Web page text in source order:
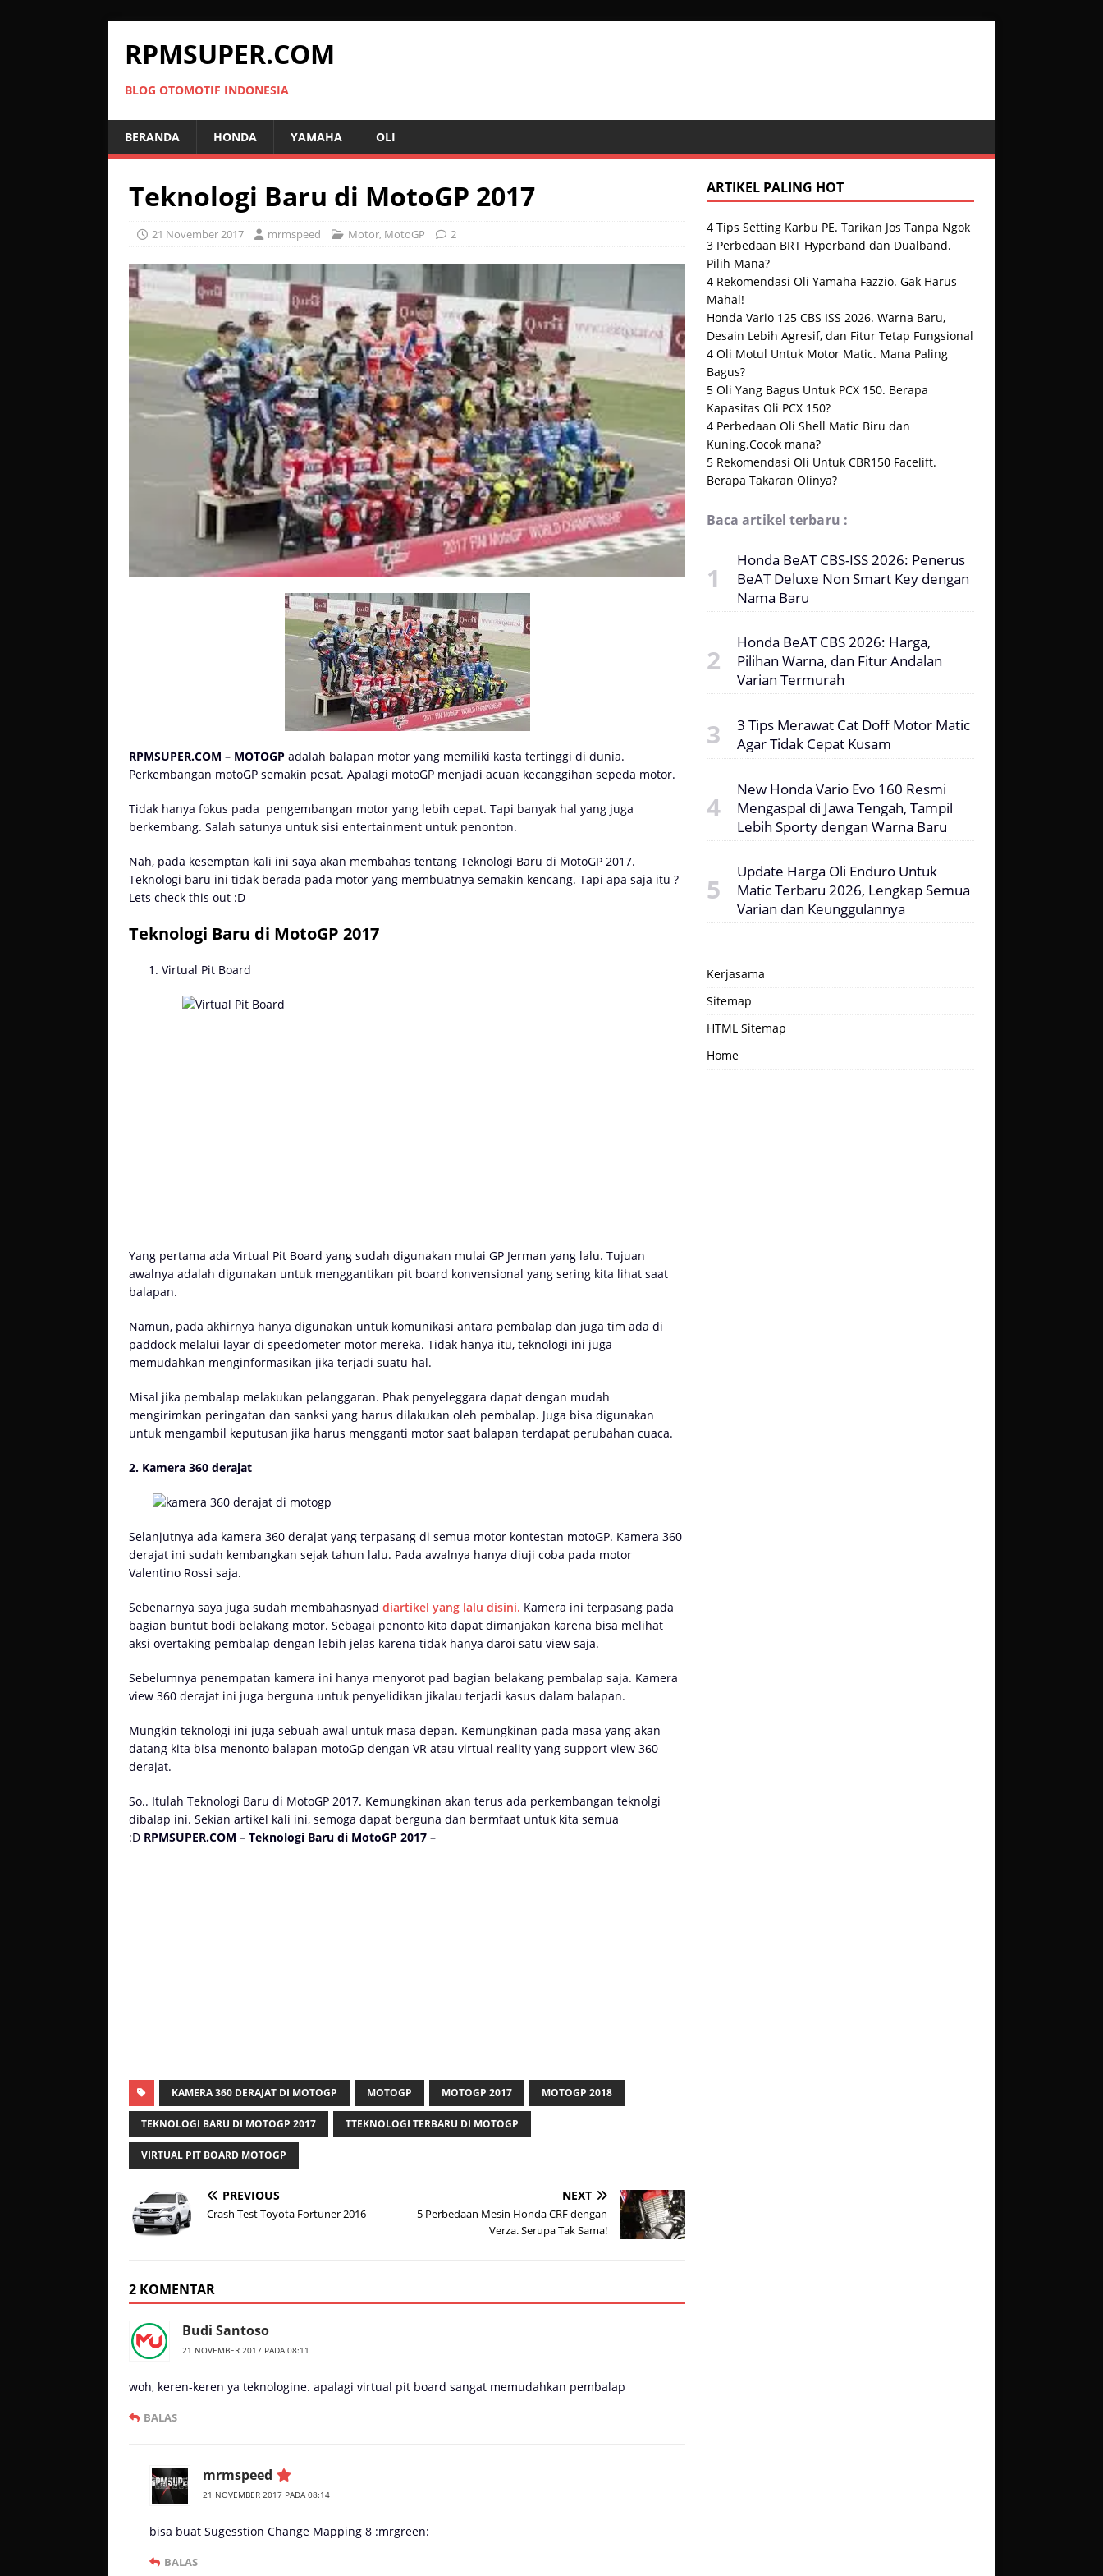
RPMSUPER.COM
BLOG OTOMOTIF INDONESIA
BERANDA HONDA YAMAHA OLI
Teknologi Baru di MotoGP 2017
21 November 2017 mrmspeed Motor, MotoGP 2
RPMSUPER.COM – MOTOGP adalah balapan motor yang memiliki kasta tertinggi di dunia.
Perkembangan motoGP semakin pesat. Apalagi motoGP menjadi acuan kecanggihan sepeda motor.
Tidak hanya fokus pada pengembangan motor yang lebih cepat. Tapi banyak hal yang juga
berkembang. Salah satunya untuk sisi entertainment untuk penonton.
Nah, pada kesemptan kali ini saya akan membahas tentang Teknologi Baru di MotoGP 2017.
Teknologi baru ini tidak berada pada motor yang membuatnya semakin kencang. Tapi apa saja itu ?
Lets check this out :D
Teknologi Baru di MotoGP 2017
Virtual Pit Board
Yang pertama ada Virtual Pit Board yang sudah digunakan mulai GP Jerman yang lalu. Tujuan
awalnya adalah digunakan untuk menggantikan pit board konvensional yang sering kita lihat saat
balapan.
Namun, pada akhirnya hanya digunakan untuk komunikasi antara pembalap dan juga tim ada di
paddock melalui layar di speedometer motor mereka. Tidak hanya itu, teknologi ini juga
memudahkan menginformasikan jika terjadi suatu hal.
Misal jika pembalap melakukan pelanggaran. Phak penyeleggara dapat dengan mudah
mengirimkan peringatan dan sanksi yang harus dilakukan oleh pembalap. Juga bisa digunakan
untuk mengambil keputusan jika harus mengganti motor saat balapan terdapat perubahan cuaca.
2. Kamera 360 derajat
Selanjutnya ada kamera 360 derajat yang terpasang di semua motor kontestan motoGP. Kamera 360
derajat ini sudah kembangkan sejak tahun lalu. Pada awalnya hanya diuji coba pada motor
Valentino Rossi saja.
Sebenarnya saya juga sudah membahasnyad diartikel yang lalu disini. Kamera ini terpasang pada
bagian buntut bodi belakang motor. Sebagai penonto kita dapat dimanjakan karena bisa melihat
aksi overtaking pembalap dengan lebih jelas karena tidak hanya daroi satu view saja.
Sebelumnya penempatan kamera ini hanya menyorot pad bagian belakang pembalap saja. Kamera
view 360 derajat ini juga berguna untuk penyelidikan jikalau terjadi kasus dalam balapan.
Mungkin teknologi ini juga sebuah awal untuk masa depan. Kemungkinan pada masa yang akan
datang kita bisa menonto balapan motoGp dengan VR atau virtual reality yang support view 360
derajat.
So.. Itulah Teknologi Baru di MotoGP 2017. Kemungkinan akan terus ada perkembangan teknolgi
dibalap ini. Sekian artikel kali ini, semoga dapat berguna dan bermfaat untuk kita semua
:D RPMSUPER.COM – Teknologi Baru di MotoGP 2017 –
KAMERA 360 DERAJAT DI MOTOGP MOTOGP MOTOGP 2017 MOTOGP 2018
TEKNOLOGI BARU DI MOTOGP 2017 TTEKNOLOGI TERBARU DI MOTOGP
VIRTUAL PIT BOARD MOTOGP
PREVIOUS
Crash Test Toyota Fortuner 2016
NEXT
5 Perbedaan Mesin Honda CRF dengan
Verza. Serupa Tak Sama!
2 KOMENTAR
Budi Santoso
21 NOVEMBER 2017 PADA 08:11
woh, keren-keren ya teknologine. apalagi virtual pit board sangat memudahkan pembalap
BALAS
mrmspeed
21 NOVEMBER 2017 PADA 08:14
bisa buat Sugesstion Change Mapping 8 :mrgreen:
BALAS
ARTIKEL PALING HOT
4 Tips Setting Karbu PE. Tarikan Jos Tanpa Ngok
3 Perbedaan BRT Hyperband dan Dualband.
Pilih Mana?
4 Rekomendasi Oli Yamaha Fazzio. Gak Harus
Mahal!
Honda Vario 125 CBS ISS 2026. Warna Baru,
Desain Lebih Agresif, dan Fitur Tetap Fungsional
4 Oli Motul Untuk Motor Matic. Mana Paling
Bagus?
5 Oli Yang Bagus Untuk PCX 150. Berapa
Kapasitas Oli PCX 150?
4 Perbedaan Oli Shell Matic Biru dan
Kuning.Cocok mana?
5 Rekomendasi Oli Untuk CBR150 Facelift.
Berapa Takaran Olinya?
Baca artikel terbaru :
Honda BeAT CBS-ISS 2026: Penerus
BeAT Deluxe Non Smart Key dengan
Nama Baru
Honda BeAT CBS 2026: Harga,
Pilihan Warna, dan Fitur Andalan
Varian Termurah
3 Tips Merawat Cat Doff Motor Matic
Agar Tidak Cepat Kusam
New Honda Vario Evo 160 Resmi
Mengaspal di Jawa Tengah, Tampil
Lebih Sporty dengan Warna Baru
Update Harga Oli Enduro Untuk
Matic Terbaru 2026, Lengkap Semua
Varian dan Keunggulannya
Kerjasama
Sitemap
HTML Sitemap
Home